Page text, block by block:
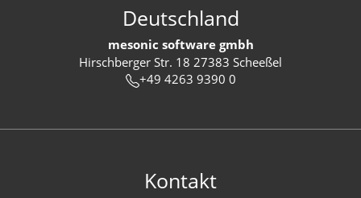
Deutschland
mesonic software gmbh
Hirschberger Str. 18 27383 Scheeßel
+49 4263 9390 0
Kontakt